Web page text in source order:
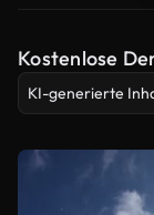
Kostenlose
KI-generierte